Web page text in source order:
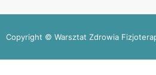
Copyright © Warsztat Zdrowia